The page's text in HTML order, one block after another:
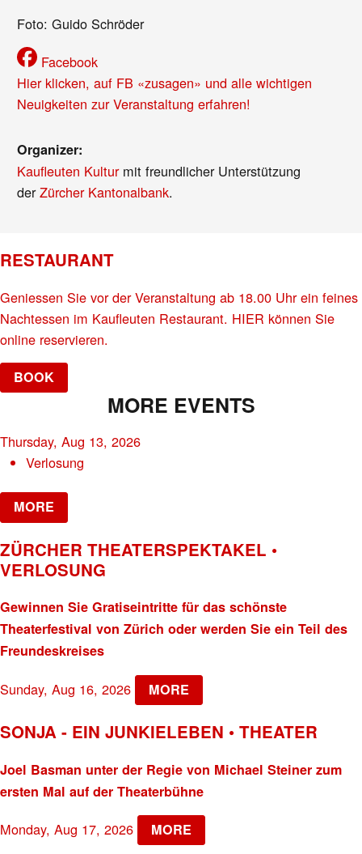
Foto: Guido Schröder
Facebook
Hier klicken, auf FB «zusagen» und alle wichtigen
Neuigkeiten zur Veranstaltung erfahren!
Organizer:
Kaufleuten Kulturmit freundlicher Unterstützung
derZürcher Kantonalbank.
RESTAURANT
Geniessen Sie vor der Veranstaltung ab 18.00 Uhr ein feines
Nachtessen im Kaufleuten Restaurant. HIER können Sie
online reservieren.
BOOK
MORE EVENTS
Thursday, Aug 13, 2026
Verlosung
MORE
ZÜRCHER THEATERSPEKTAKEL •
VERLOSUNG
Gewinnen Sie Gratiseintritte für das schönste
Theaterfestival von Zürich oder werden Sie ein Teil des
Freundeskreises
Sunday, Aug 16, 2026 MORE
SONJA - EIN JUNKIELEBEN • THEATER
Joel Basman unter der Regie von Michael Steiner zum
ersten Mal auf der Theaterbühne
Monday, Aug 17, 2026 MORE